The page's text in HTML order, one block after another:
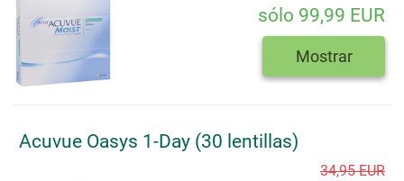
sólo 99,99 EUR
Mostrar
Acuvue Oasys 1-Day (30 lentillas)
34,95 EUR